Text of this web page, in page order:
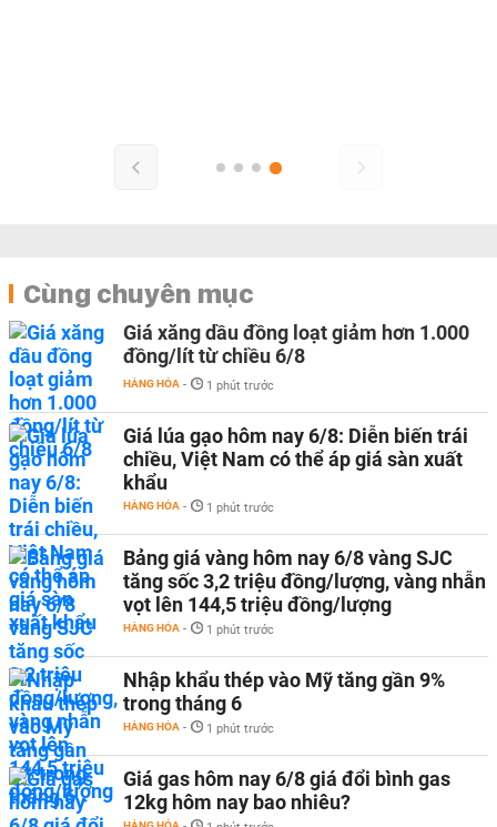
Cùng chuyên mục
Giá xăng dầu đồng loạt giảm hơn 1.000
đồng/lít từ chiều 6/8
HÀNG HÓA - 1 phút trước
Giá lúa gạo hôm nay 6/8: Diễn biến trái
chiều, Việt Nam có thể áp giá sàn xuất
khẩu
HÀNG HÓA - 1 phút trước
Bảng giá vàng hôm nay 6/8 vàng SJC
tăng sốc 3,2 triệu đồng/lượng, vàng nhẫn
vọt lên 144,5 triệu đồng/lượng
HÀNG HÓA - 1 phút trước
Nhập khẩu thép vào Mỹ tăng gần 9%
trong tháng 6
HÀNG HÓA - 1 phút trước
Giá gas hôm nay 6/8 giá đổi bình gas
12kg hôm nay bao nhiêu?